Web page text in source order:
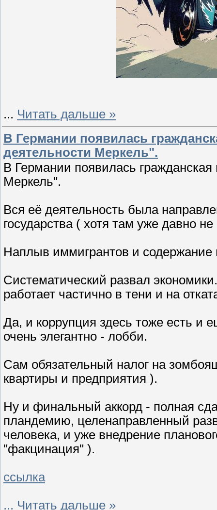
... Читать дальше »
В Германии появилась
деятельности Меркель".
В Германии появилась
Меркель".
Вся её деятельность была
государства ( хотя там уже давно
Наплыв иммигрантов и
Систематический развал
работает частично в тени и на
Да, и коррупция здесь тоже есть и
очень элегантно - лобби.
Сам обязательный налог на
квартиры и предприятия ).
Ну и финальный аккорд - полная
пландемию, целенаправленный
человека, и уже внедрение
"факцинация" ).
ссылка
... Читать дальше »